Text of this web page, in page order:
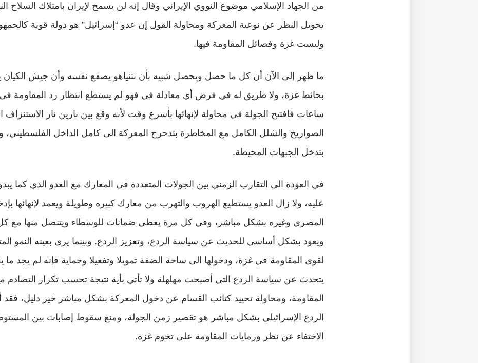
من الجهاد الإسلامي موضوع النووي الإيراني وقال إنه لن يسمح لإيران بامتلاك السلاح
تحويل النظر عن نوعية المعركة ومحاولة القول إن عدو “إسرائيل” هو دولة قوية
وليست غزة وفصائل المقاومة فيها.
ما ظهر إلى الآن أن كل ما حصل ويحصل شبيه بأن نتنياهو يصفع نفسه وأن جيش
بحائط غزة، ولا طريق له في فرض أي معادلة في فهو لم يستطع انتظار رد المقاومة
ساعات فافتتح الجولة في محاولة لإنهائها بأسرع وقت لأنه وقع بين نارين نار الاستنزاف
الصواريخ والشلل الكامل مع المخاطرة بتدحرج المعركة الى كامل الداخل الفلسطيني،
بتدخل الجبهات المحيطة.
في العودة الى التقارب الزمني بين الجولات المتعددة في المعارك مع العدو الذي كما
عليه، ولا زال العدو يستطيع الهروب والتهرب من معارك كبيره وطويلة ويعمد لإنهائها
المصري وغيره بشكل مباشر، وفي كل مرة يعطي ضمانات للوسطاء ويتنصل منها مع
ويعود بشكل أساسي للحديث عن سياسة الردع، وتعزيز الردع. وبينما يرى بعينه النمو
لقوى المقاومة في غزة، ودخولها الى ساحة الضفة تمويلا وتفعيلا وحماية فإنه لم يجد
يتحدث عن سياسة الردع التي أصبحت مهلهلة ولا تأتي بأية نتيجة تحسب تكرار التصادم
المقاومة، ومحاولة تحييد كتائب القسام عن دخول المعركة بشكل مباشر خير دليل،
الردع الإسرائيلي بشكل مباشر هو تقصير زمن الجولة، ومنع سقوط إصابات بين
الاختفاء عن نظر ورمايات المقاومة على تخوم غزة.